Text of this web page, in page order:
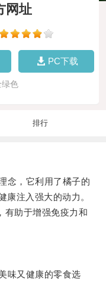
网址
PC下载
色
排行
，它利用了橘子的
康注入强大的动力。
助于增强免疫力和
又健康的零食选